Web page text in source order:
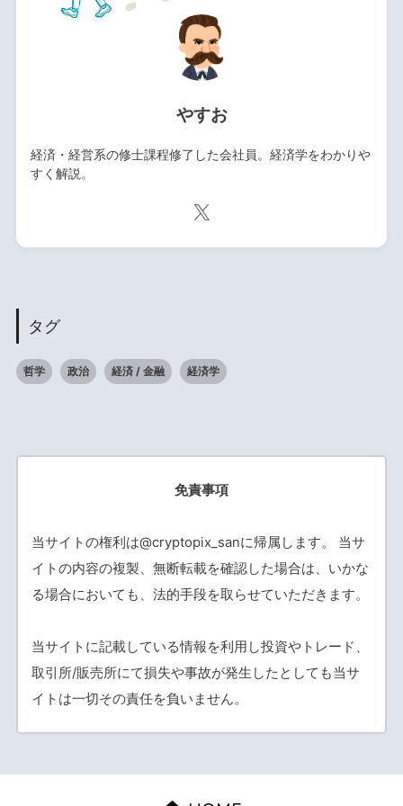
やすお
経済・経営系の修士課程修了した会社員。経済学をわかりや
すく解説。
タグ
哲学 政治 経済 / 金融 経済学
免責事項
当サイトの権利は@cryptopix_sanに帰属します。 当サ
イトの内容の複製、無断転載を確認した場合は、いかな
る場合においても、法的手段を取らせていただきます。
当サイトに記載している情報を利用し投資やトレード、
取引所/販売所にて損失や事故が発生したとしても当サ
イトは一切その責任を負いません。